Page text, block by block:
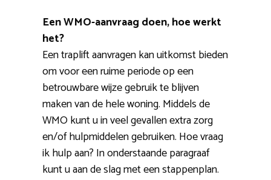
Een WMO-aanvraag doen, hoe werkt
het?
Een traplift aanvragen kan uitkomst bieden
om voor een ruime periode op een
betrouwbare wijze gebruik te blijven
maken van de hele woning. Middels de
WMO kunt u in veel gevallen extra zorg
en/of hulpmiddelen gebruiken. Hoe vraag
ik hulp aan? In onderstaande paragraaf
kunt u aan de slag met een stappenplan.